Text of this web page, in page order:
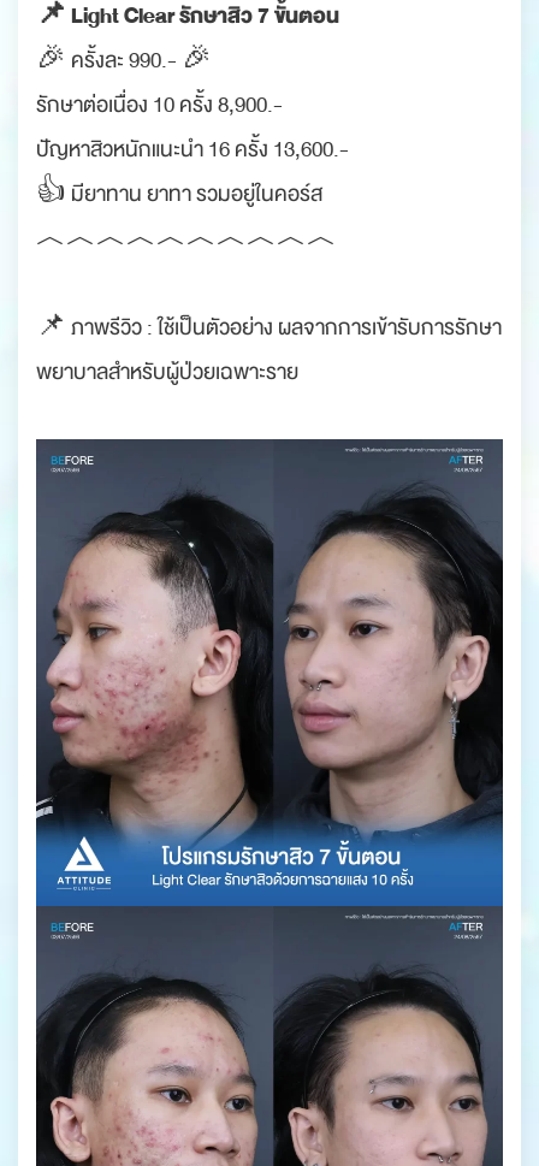
📌 Light Clear รักษาสิว 7 ขั้นตอน
🎉 ครั้งละ 990.- 🎉
รักษาต่อเนื่อง 10 ครั้ง 8,900.-
ปัญหาสิวหนักแนะนำ 16 ครั้ง 13,600.-
👍 มียาทาน ยาทา รวมอยู่ในคอร์ส
︿︿︿︿︿︿︿︿︿︿
📌 ภาพรีวิว : ใช้เป็นตัวอย่าง ผลจากการเข้ารับการรักษา
พยาบาลสำหรับผู้ป่วยเฉพาะราย